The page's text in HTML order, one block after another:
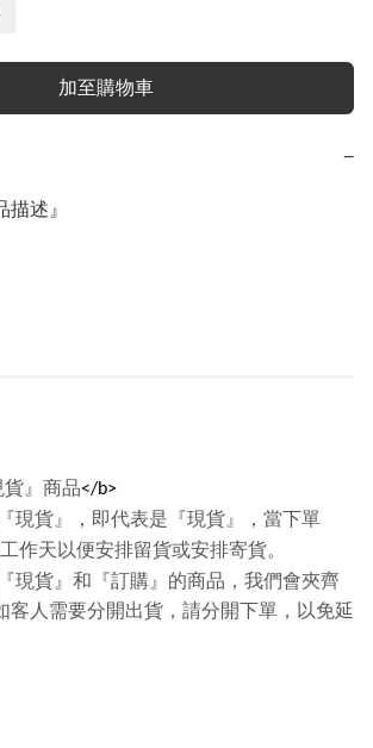
加至購物車
−
述』
貨』商品</b>
現貨』，即代表是『現貨』，當下單
作天以便安排留貨或安排寄貨。
現貨』和『訂購』的商品，我們會夾齊
客人需要分開出貨，請分開下單，以免延